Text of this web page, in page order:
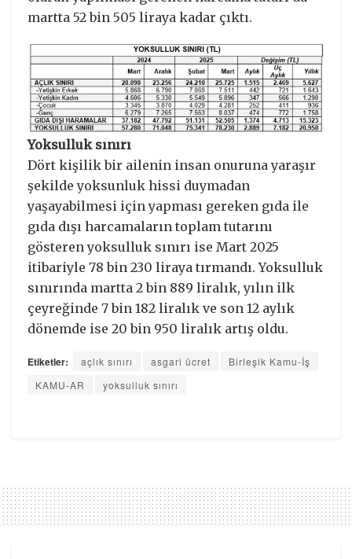
martta 52 bin 505 liraya kadar çıktı.
Yoksulluk sınırı
Dört kişilik bir ailenin insan onuruna yaraşır
şekilde yoksunluk hissi duymadan
yaşayabilmesi için yapması gereken gıda ile
gıda dışı harcamaların toplam tutarını
gösteren yoksulluk sınırı ise Mart 2025
itibariyle 78 bin 230 liraya tırmandı. Yoksulluk
sınırında martta 2 bin 889 liralık, yılın ilk
çeyreğinde 7 bin 182 liralık ve son 12 aylık
dönemde ise 20 bin 950 liralık artış oldu.
Etiketler: açlık sınırı asgari ücret
Birleşik Kamu-İş
KAMU-AR
yoksulluk sınırı